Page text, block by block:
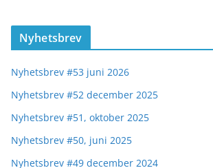
Nyhetsbrev
Nyhetsbrev #53 juni 2026
Nyhetsbrev #52 december 2025
Nyhetsbrev #51, oktober 2025
Nyhetsbrev #50, juni 2025
Nyhetsbrev #49 december 2024